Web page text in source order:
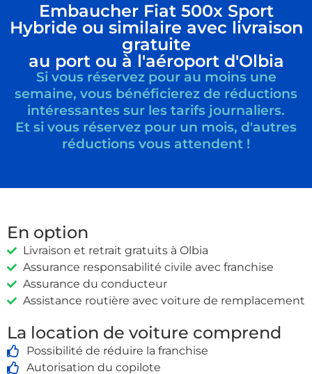
Embaucher Fiat 500x Sport
Hybride ou similaire avec livraison
gratuite
au port ou à l'aéroport d'Olbia
Si vous réservez pour au moins une
semaine, vous bénéficierez de réductions
intéressantes sur les tarifs journaliers.
Et si vous réservez pour un mois, d'autres
réductions vous attendent !
En option
Livraison et retrait gratuits à Olbia
Assurance responsabilité civile avec franchise
Assurance du conducteur
Assistance routière avec voiture de remplacement
La location de voiture comprend
Possibilité de réduire la franchise
Autorisation du copilote